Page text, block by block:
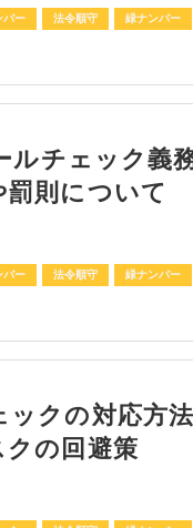
バー 法令順守 緑ナンバー
ルチェック義
則について
バー 法令順守 緑ナンバー
クの対応方
クの回避策